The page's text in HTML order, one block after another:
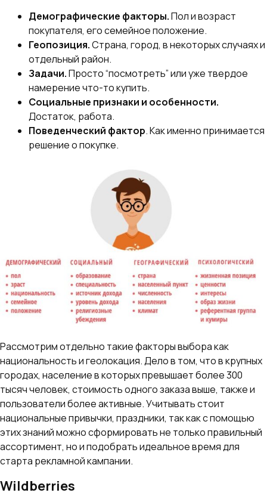
Демографические факторы.Пол и возраст
покупателя, его семейное положение.
Геопозиция.Страна, город, в некоторых случаях и
отдельный район.
Задачи.Просто “посмотреть” или уже твердое
намерение что-то купить.
Социальные признаки и особенности.
Достаток, работа.
Поведенческий фактор. Как именно принимается
решение о покупке.
Рассмотрим отдельно такие факторы выбора как
национальность и геолокация. Дело в том, что в крупных
городах, население в которых превышает более 300
тысяч человек, стоимость одного заказа выше, также и
пользователи более активные. Учитывать стоит
национальные привычки, праздники, так как с помощью
этих знаний можно сформировать не только правильный
ассортимент, но и подобрать идеальное время для
старта рекламной кампании.
Wildberries